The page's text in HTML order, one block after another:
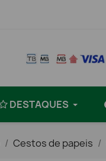
DESTAQUES
Cestos de papeis